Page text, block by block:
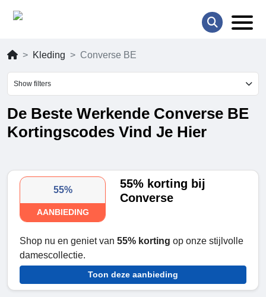
Kleding Converse BE
Show filters
De Beste Werkende Converse BE
Kortingscodes Vind Je Hier
55%
AANBIEDING
55% korting bij
Converse
Shop nu en geniet van 55% korting op onze stijlvolle
damescollectie.
Toon deze aanbieding